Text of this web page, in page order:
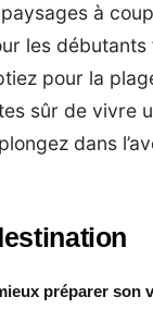
à
les
pour la
sûr de vivre
dans
préparer son